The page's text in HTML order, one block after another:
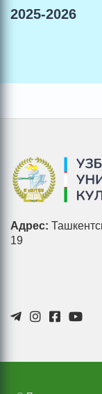
2025-2026
Адрес:
19